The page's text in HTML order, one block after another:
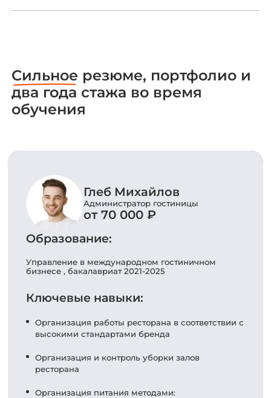
Сильное резюме, портфолио и
два года стажа во время
обучения
Глеб Михайлов
Администратор гостиницы
от 70 000 ₽
Образование:
Управление в международном гостиничном
бизнесе , бакалавриат 2021-2025
Ключевые навыки:
Организация работы ресторана в соответствии с
высокими стандартами бренда
Организация и контроль уборки залов
ресторана
Организация питания методами: